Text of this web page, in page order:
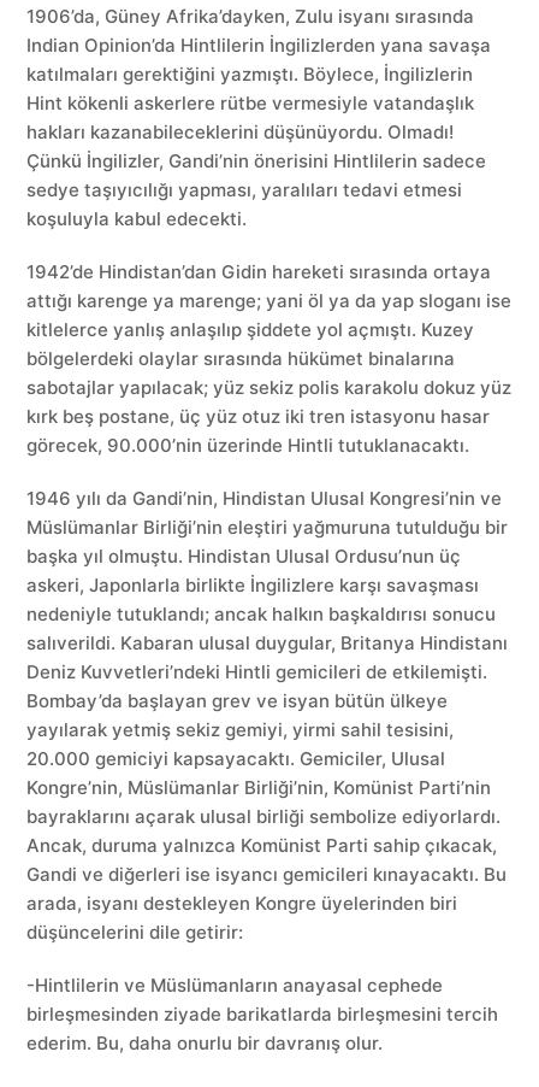
1906’da, Güney Afrika’dayken, Zulu isyanı sırasında
Indian Opinion’da Hintlilerin İngilizlerden yana savaşa
katılmaları gerektiğini yazmıştı. Böylece, İngilizlerin
Hint kökenli askerlere rütbe vermesiyle vatandaşlık
hakları kazanabileceklerini düşünüyordu. Olmadı!
Çünkü İngilizler, Gandi’nin önerisini Hintlilerin sadece
sedye taşıyıcılığı yapması, yaralıları tedavi etmesi
koşuluyla kabul edecekti.
1942’de Hindistan’dan Gidin hareketi sırasında ortaya
attığı karenge ya marenge; yani öl ya da yap sloganı ise
kitlelerce yanlış anlaşılıp şiddete yol açmıştı. Kuzey
bölgelerdeki olaylar sırasında hükümet binalarına
sabotajlar yapılacak; yüz sekiz polis karakolu dokuz yüz
kırk beş postane, üç yüz otuz iki tren istasyonu hasar
görecek, 90.000’nin üzerinde Hintli tutuklanacaktı.
1946 yılı da Gandi’nin, Hindistan Ulusal Kongresi’nin ve
Müslümanlar Birliği’nin eleştiri yağmuruna tutulduğu bir
başka yıl olmuştu. Hindistan Ulusal Ordusu’nun üç
askeri, Japonlarla birlikte İngilizlere karşı savaşması
nedeniyle tutuklandı; ancak halkın başkaldırısı sonucu
salıverildi. Kabaran ulusal duygular, Britanya Hindistanı
Deniz Kuvvetleri’ndeki Hintli gemicileri de etkilemişti.
Bombay’da başlayan grev ve isyan bütün ülkeye
yayılarak yetmiş sekiz gemiyi, yirmi sahil tesisini,
20.000 gemiciyi kapsayacaktı. Gemiciler, Ulusal
Kongre’nin, Müslümanlar Birliği’nin, Komünist Parti’nin
bayraklarını açarak ulusal birliği sembolize ediyorlardı.
Ancak, duruma yalnızca Komünist Parti sahip çıkacak,
Gandi ve diğerleri ise isyancı gemicileri kınayacaktı. Bu
arada, isyanı destekleyen Kongre üyelerinden biri
düşüncelerini dile getirir:
-Hintlilerin ve Müslümanların anayasal cephede
birleşmesinden ziyade barikatlarda birleşmesini tercih
ederim. Bu, daha onurlu bir davranış olur.